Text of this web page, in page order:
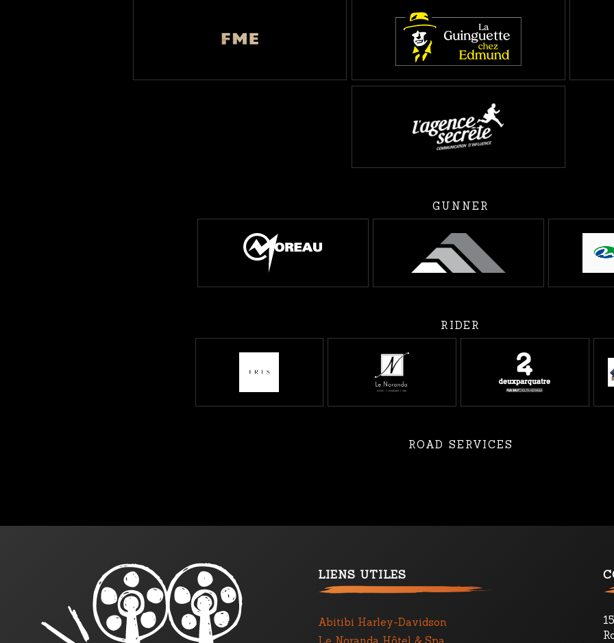
GUNNER
RIDER
ROAD SERVICES
LIENS UTILES
Abitibi Harley-Davidson